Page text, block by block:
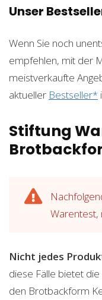
Unser
Wenn Sie noch
empfehlen, mit der
meistverkaufte
aktueller Bestseller*
Stiftung
Warentest,
Nicht jedes
diese Fälle bietet
den Brotbackform